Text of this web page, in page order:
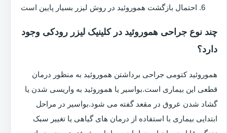
احتمال بازگشت هموروئید در روش لیزر بسیار پایین است
چند نوع جراحی هموروئید در کلینیک لیزر رودکی وجود
دارد؟
هموروئید کتومی جراحی برداشتن هموروئید به منظور درمان
قطعی این بیماری است.بواسیر یا هموروئید به واریسی شدن یا
گشاد شدن عروق در مقعد گفته می شود.بواسیر در مراحل
ابتدایی بیماری با استفاده از درمان های گیاهی یا تغییر سبک